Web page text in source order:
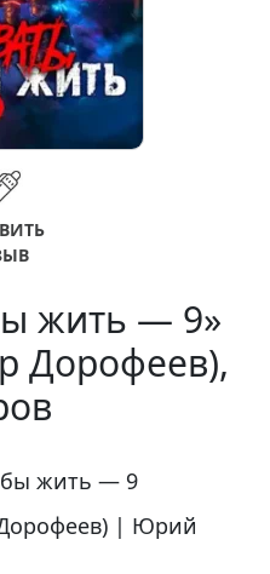
жить — 9»
Дорофеев),
жить — 9
| Юрий